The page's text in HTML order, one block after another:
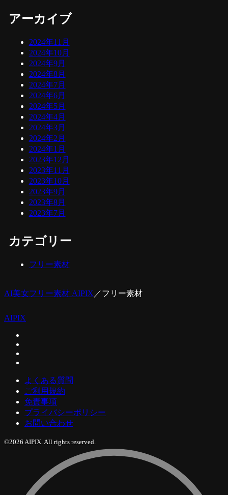
アーカイブ
2024年11月
2024年10月
2024年9月
2024年8月
2024年7月
2024年6月
2024年5月
2024年4月
2024年3月
2024年2月
2024年1月
2023年12月
2023年11月
2023年10月
2023年9月
2023年8月
2023年7月
カテゴリー
フリー素材
AI美女フリー素材 AIPIX ／フリー素材
AIPIX
よくある質問
ご利用規約
免責事項
プライバシーポリシー
お問い合わせ
©2026 AIPIX. All rights reserved.